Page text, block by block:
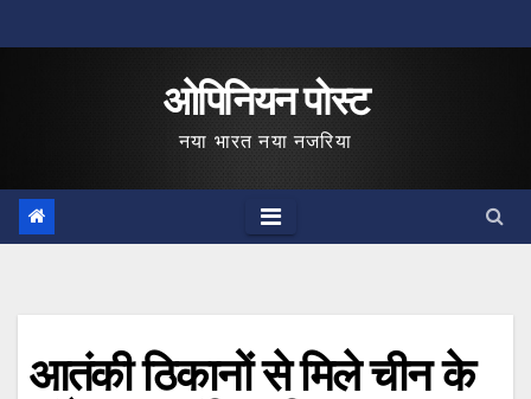
to
ओपिनियन पोस्ट
नया भारत नया नजरिया
आतंकी ठिकानों से मिले चीन के